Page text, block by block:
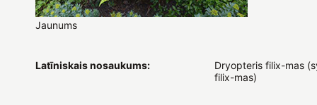
Jaunums
Latīniskais nosaukums:
Dryopteris filix-mas
filix-mas)